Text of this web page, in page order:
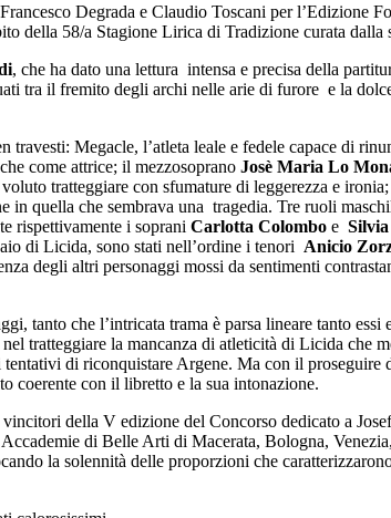
Degrada e Claudio Toscani per l’Edizione
della 58/a Stagione Lirica di Tradizione curata dalla
, che ha dato una lettura intensa e precisa della
tra il fremito degli archi nelle arie di furore e la
Megacle, l’atleta leale e fedele capace di
come attrice; il mezzosoprano Josè Maria Lo
tratteggiare con sfumature di leggerezza e
quella che sembrava una tragedia. Tre ruoli
rispettivamente i soprani Carlotta Colombo e
di Licida, sono stati nell’ordine i tenori Anicio
degli altri personaggi mossi da sentimenti
tanto che l’intricata trama è parsa lineare tanto
tratteggiare la mancanza di atleticità di Licida che
di riconquistare Argene. Ma con il
coerente con il libretto e la sua intonazione.
vincitori della V edizione del Concorso dedicato a
di Belle Arti di Macerata, Bologna,
la solennità delle proporzioni che